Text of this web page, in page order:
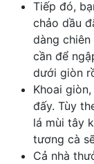
Tiếp đó,
chảo dầu
dàng
cần để
dưới giòn
Khoai
đấy. Tùy
lá mùi tây
tương cà
Cả nhà